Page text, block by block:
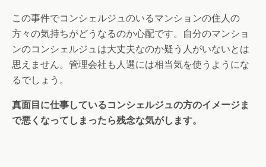
この事件でコンシェルジュのいるマンションの住人の
方々の気持ちがどうなるのか心配です。自分のマンショ
ンのコンシェルジュは大丈夫なのか疑う人がいないとは
思えません。管理会社も人選には相当気を使うようにな
るでしょう。
真面目に仕事しているコンシェルジュの方のイメージま
で悪くなってしまったら残念な気がします。